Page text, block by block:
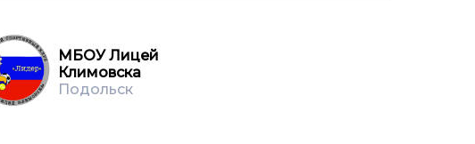
МБОУ Лицей
Климовска
Подольск